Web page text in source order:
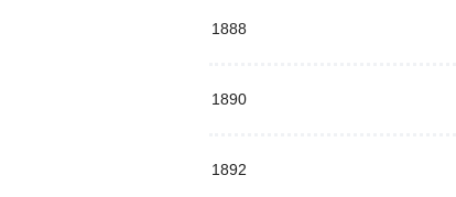
1888
1890
1892